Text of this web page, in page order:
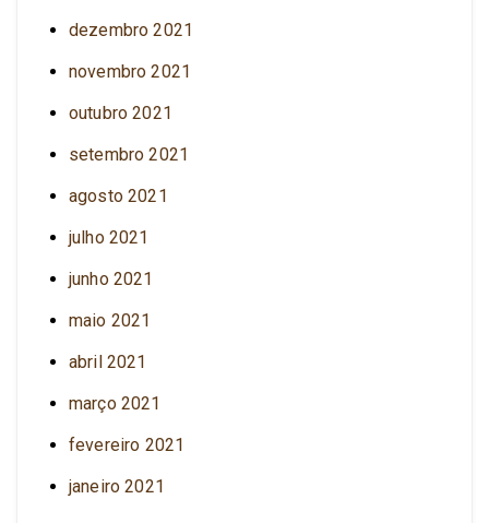
dezembro 2021
novembro 2021
outubro 2021
setembro 2021
agosto 2021
julho 2021
junho 2021
maio 2021
abril 2021
março 2021
fevereiro 2021
janeiro 2021